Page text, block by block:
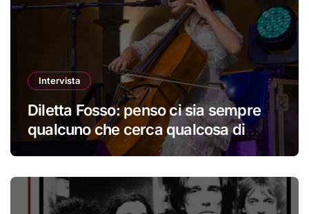
Intervista
Diletta Fosso: penso ci sia sempre
qualcuno che cerca qualcosa di